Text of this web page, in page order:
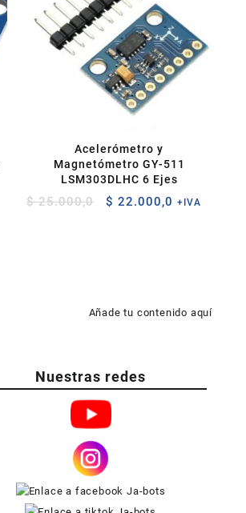
Acelerómetro y
Magnetómetro GY-511
LSM303DLHC 6 Ejes
$25.000,0
El
$ 22.000,0 El
+IVA
Añade tu contenido aquí
Nuestras redes